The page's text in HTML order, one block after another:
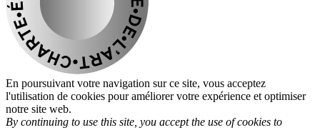
En poursuivant votre navigation sur ce site, vous acceptez
l'utilisation de cookies pour améliorer votre expérience et optimiser
notre site web.
By continuing to use this site, you accept the use of cookies to